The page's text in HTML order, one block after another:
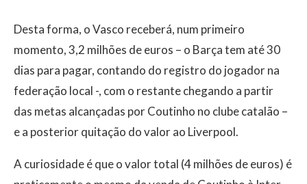
Desta forma, o Vasco receberá, num primeiro
momento, 3,2 milhões de euros – o Barça tem até 30
dias para pagar, contando do registro do jogador na
federação local -, com o restante chegando a partir
das metas alcançadas por Coutinho no clube catalão –
e a posterior quitação do valor ao Liverpool.
A curiosidade é que o valor total (4 milhões de euros) é